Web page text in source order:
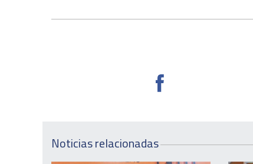
Noticias relacionadas